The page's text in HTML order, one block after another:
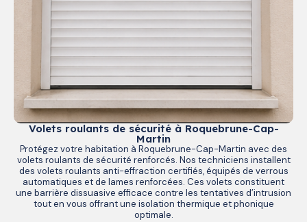
Volets roulants de sécurité à Roquebrune-Cap-
Martin
Protégez votre habitation à Roquebrune-Cap-Martin avec des
volets roulants de sécurité renforcés. Nos techniciens installent
des volets roulants anti-effraction certifiés, équipés de verrous
automatiques et de lames renforcées. Ces volets constituent
une barrière dissuasive efficace contre les tentatives d’intrusion
tout en vous offrant une isolation thermique et phonique
optimale.